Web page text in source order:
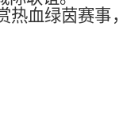
热血绿茵赛事